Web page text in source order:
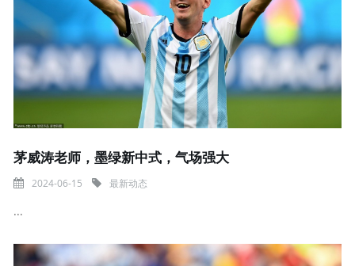
茅威涛老师，墨绿新中式，气场强大
2024-06-15 最新动态
...